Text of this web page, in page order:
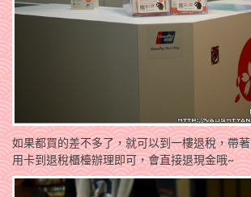
如果都買的差不多了，就可以到一樓退稅，帶
用卡到退稅櫃檯辦理即可，會直接退現金哦~